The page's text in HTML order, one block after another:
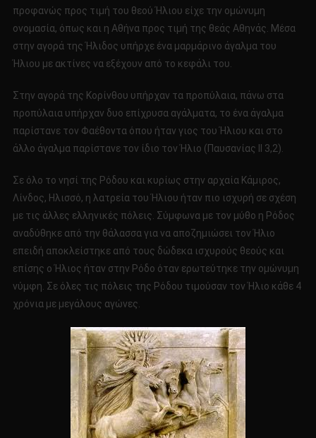
προφανώς προς τιμή του θεού Ήλιου είχε την ομώνυμη
ονομασία, όπως και η Αθήνα προς τιμή της θεάς Αθηνάς. Μέσα
στην αγορά της Ήλιδος υπήρχε ένα μαρμάρινο άγαλμα του
Ήλιου με ακτίνες να εξέχουν από το κεφάλι του.
Στην αγορά της Κορίνθου υπήρχαν τα προπύλαια, πάνω στα
προπύλαια υπήρχαν δυο επίχρυσα αγάλματα, το ένα άγαλμα
παρίστανε τον Φαέθοντα όπου ήταν γιος του Ήλιου και στο
άλλο άγαλμα παρίστανε τον ίδιο τον Ήλιο (Παυσανίας ΙΙ 3,2).
Σε όλο το νησί της Ρόδου και κυρίως στην αρχαία Κάμιρος,
Λίνδος, Ηλισσό, η λατρεία του Ήλιου ήταν πιο ισχυρή σε σχέση
με τις άλλες ελληνικές πόλεις. Σύμφωνα με τον μύθο η Ρόδος
αναδύθηκε από την θάλασσα για να αποζημιώσει τον Ήλιο
επειδή αποκλείστηκε από τους δώδεκα ισχυρούς θεούς και
επίσης ο Ήλιος ήταν στην Ρόδο όταν ερωτεύτηκε την ομώνυμη
νύμφη. Σε όλες τις πόλεις της Ρόδου τιμούσαν τον Ήλιο κάθε 4
χρόνια με μεγάλους αγώνες.